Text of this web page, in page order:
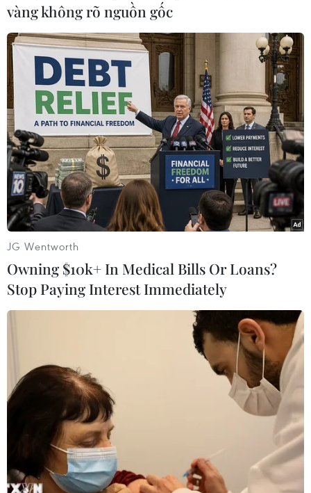
phóng./.
(TTXVN/Vietnam+)
#Hiệp ước Cắt giảm vũ khí tấn công chiến lược mới
#Tổng thư ký Liên hợp quốc Antonio Guterres
Mỹ
Nga
Theo dõi VietnamPlus
vàng không rõ nguồn gốc
JG Wentworth
Owning $10k+ In Medical Bills Or Loans?
Stop Paying Interest Immediately